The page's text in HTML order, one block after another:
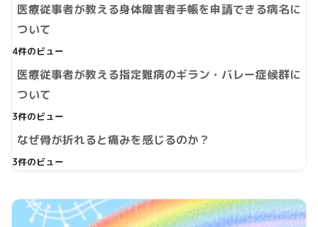
医療従事者が教える身体障害者手帳を申請できる病名に
ついて
4件のビュー
医療従事者が教える指定難病のギラン・バレー症候群に
ついて
3件のビュー
なぜ骨が折れると痛みを感じるのか？
3件のビュー